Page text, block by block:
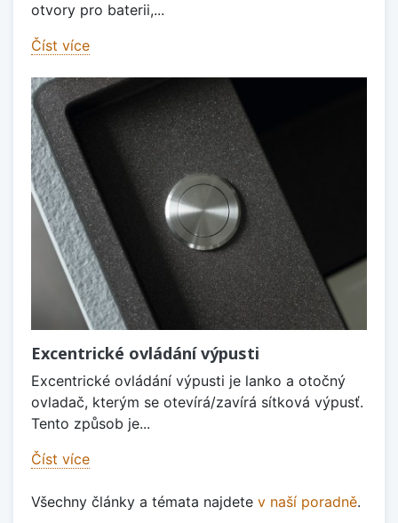
otvory pro baterii,...
Číst více
Excentrické ovládání výpusti
Excentrické ovládání výpusti je lanko a otočný
ovladač, kterým se otevírá/zavírá sítková výpusť.
Tento způsob je...
Číst více
Všechny články a témata najdete v naší poradně.